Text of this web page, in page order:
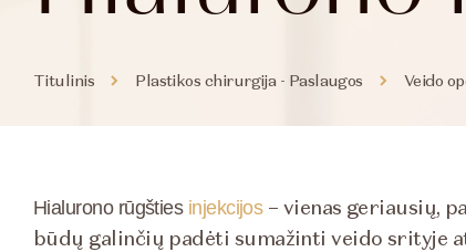
Titulinis Plastikos chirurgija - Paslaugos Veido
Hialurono rūgšties injekcijos– vienas geriausių,
būdų galinčių padėti sumažinti veido srityje